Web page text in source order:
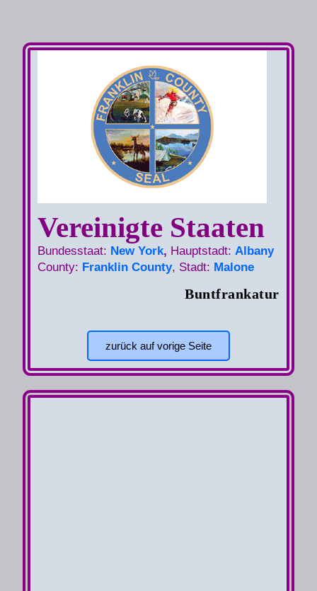
Vereinigte Staaten
Bundesstaat: New York, Hauptstadt: Albany
County: Franklin County, Stadt: Malone
Buntfrankatur
zurück auf vorige Seite